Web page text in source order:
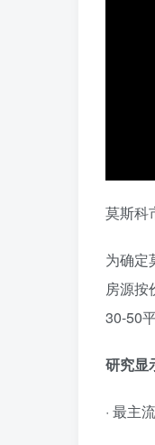
莫斯科
为确定
房源按
30-50
研究显
· 最主